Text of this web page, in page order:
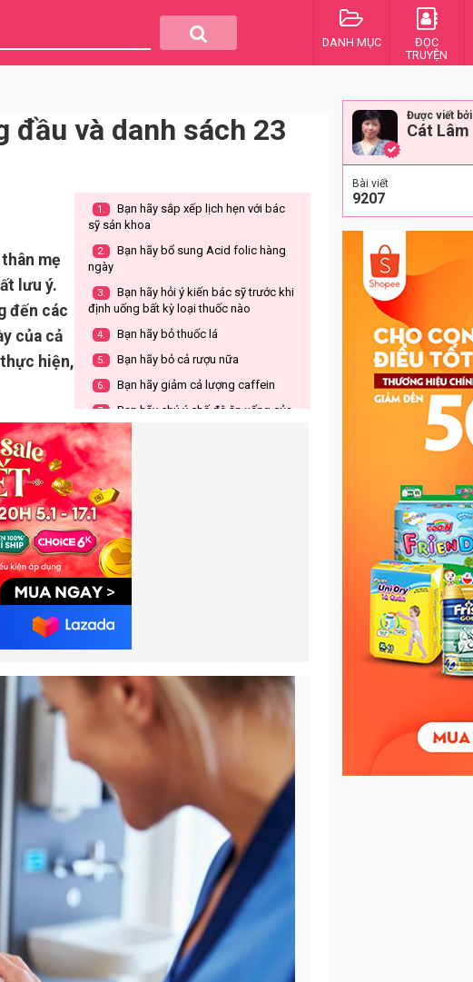
DANH MỤC
ĐỌC
TRUYỆN
đầu và danh sách 23
mẹ
lưu ý.
đến các
của cả
hiện,
1.
Bạn hãy sắp xếp lịch hẹn với bác
sỹ sản khoa
2.
Bạn hãy bổ sung Acid folic hàng
ngày
3.
Bạn hãy hỏi ý kiến bác sỹ trước khi
định uống bất kỳ loại thuốc nào
4. Bạn hãy bỏ thuốc lá
5. Bạn hãy bỏ cả rượu nữa
6. Bạn hãy giảm cả lượng caffein
7.
Bạn hãy chú ý chế độ ăn uống của
mình
8.
Bạn hãy “làm bạn” với tình trạng
ốm nghén
9.
Bạn hãy chú ý đến những biểu hiện
bất thường của cơ thể dù là nhỏ nhất
10. Bạn hãy tranh thủ nghỉ ngơi bất cứ
khi nào có thể
11. Bạn hãy chuẩn bị tinh thần để nhìn
thấy bé yêu qua hình ảnh siêu âm
12.
Bạn hãy làm những việc nhà nhẹ
nhàng thôi nhé
Bạn hãy bắt đầu các bài tập cơ
16.
Bạn hãy đăng ký tham gia một lớp
học tiền sản
17.
Bạn hãy chia sẻ quá trình mang
thai với chồng
Bạn hãy thay đổi nội y
19.
Bạn có thể quan hệ tình dục nếu
20. Bạn hãy đi mát xa
21.
Bạn hãy tính toán chi phí cần thiết
cho thai kỳ và việc sinh em bé
Được viết bởi
Cát Lâm
Bài viết
9207